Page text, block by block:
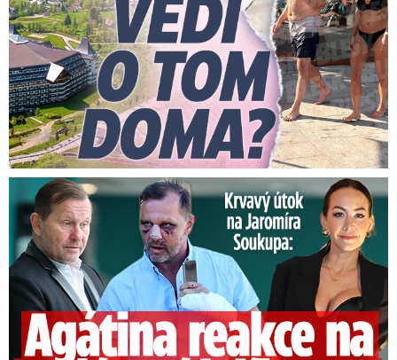
Útok na Jaromíra Soukupa: Reakce Agáty na zmlácení jejího ex